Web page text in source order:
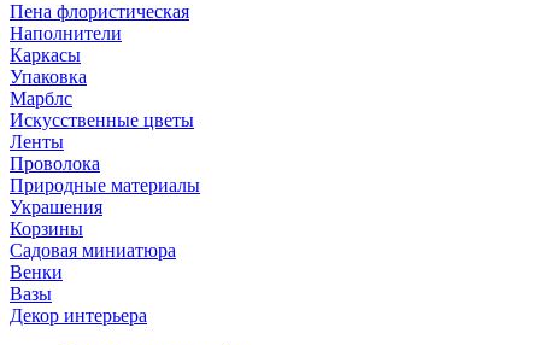
Пена флористическая
Наполнители
Каркасы
Упаковка
Марблс
Искусственные цветы
Ленты
Проволока
Природные материалы
Украшения
Корзины
Садовая миниатюра
Венки
Вазы
Декор интерьера